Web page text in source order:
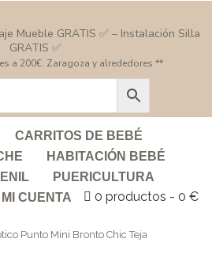
Mueble GRATIS ✅ – Instalación Silla
GRATIS ✅
a 200€. Zaragoza y alrededores **
CARRITOS DE BEBÉ
HABITACIÓN BEBÉ
PUERICULTURA
MI CUENTA 0 productos 0 €
Punto Mini Bronto Chic Teja